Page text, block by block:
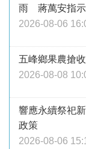
雨 蔣萬安指示
2026-08-06
五峰鄉果農搶
2026-08-08
響應永續祭祀
政策
2026-08-06